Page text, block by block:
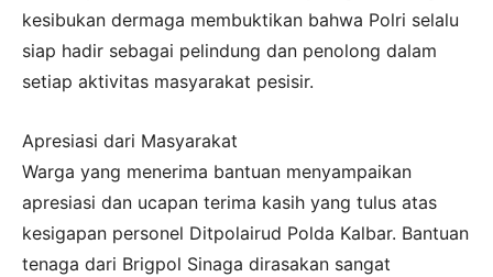
kesibukan dermaga membuktikan bahwa Polri selalu
siap hadir sebagai pelindung dan penolong dalam
setiap aktivitas masyarakat pesisir.
Apresiasi dari Masyarakat
Warga yang menerima bantuan menyampaikan
apresiasi dan ucapan terima kasih yang tulus atas
kesigapan personel Ditpolairud Polda Kalbar. Bantuan
tenaga dari Brigpol Sinaga dirasakan sangat